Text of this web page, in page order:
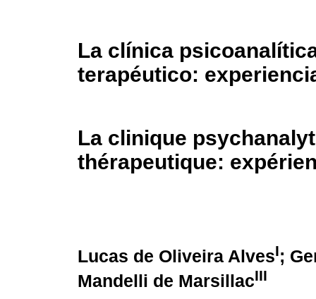
La clínica
terapéutico:
La clinique
thérapeutique:
Lucas de Oliveira AlvesI;
Mandelli de MarsillacIII